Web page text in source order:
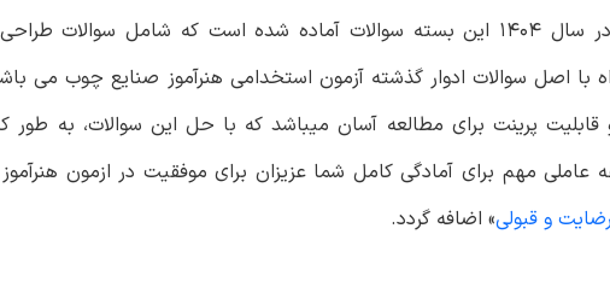
آمادگی برای آزمون استخدامی صنایع چوب (مبلمان) در سال 1404 این بسته سوالات آماده شده است که شامل
با اصل سوالات ادوار گذشته آزمون استخدامی هنرآموز صنایع چوب می
پرینت برای مطالعه آسان میباشد که با حل این سوالات، به طور
مهم برای آمادگی کامل شما عزیزان برای موفقیت در ازمون
رضایت و قبولی» اضافه گردد.